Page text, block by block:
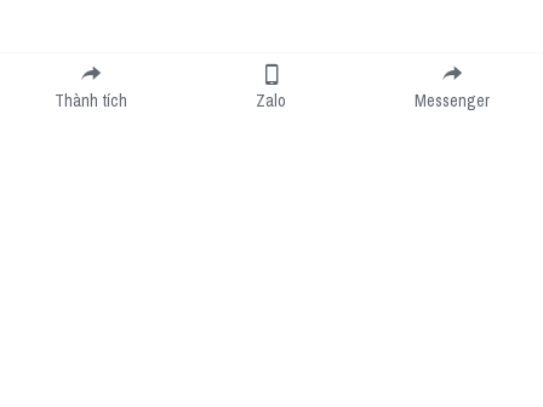
Submit
Thành tích Zalo Messenger